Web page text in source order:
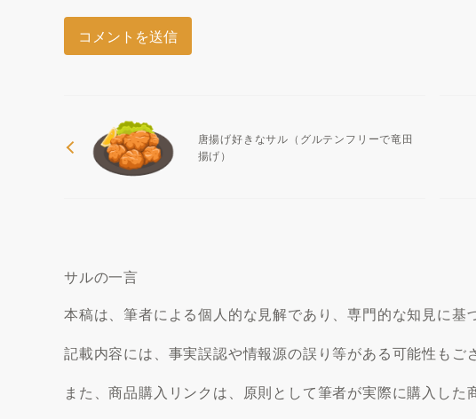
唐揚げ好きなサル（グルテンフリーで竜田
揚げ）
サルの一言
本稿は、筆者による個人的な見解であり、専門的な知見に基
記載内容には、事実誤認や情報源の誤り等がある可能性もご
また、商品購入リンクは、原則として筆者が実際に購入し